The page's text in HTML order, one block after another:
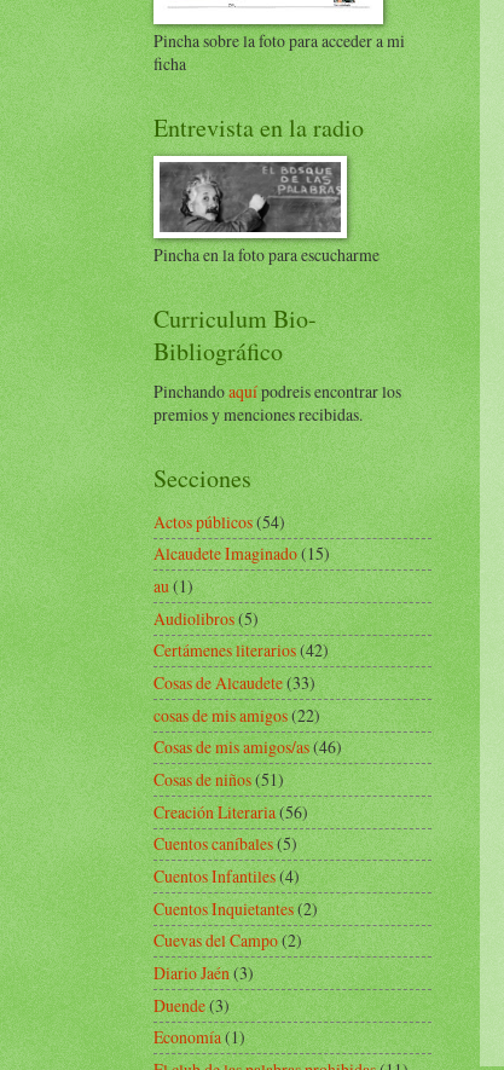
Pincha sobre la foto para acceder a mi
ficha
Entrevista en la radio
Pincha en la foto para escucharme
Curriculum Bio-
Bibliográfico
Pinchandoaquípodreis encontrar los
premios y menciones recibidas.
Secciones
Actos públicos(54)
Alcaudete Imaginado(15)
au(1)
Audiolibros(5)
Certámenes literarios(42)
Cosas de Alcaudete(33)
cosas de mis amigos(22)
Cosas de mis amigos/as(46)
Cosas de niños(51)
Creación Literaria(56)
Cuentos caníbales(5)
Cuentos Infantiles(4)
Cuentos Inquietantes(2)
Cuevas del Campo(2)
Diario Jaén(3)
Duende(3)
Economía(1)